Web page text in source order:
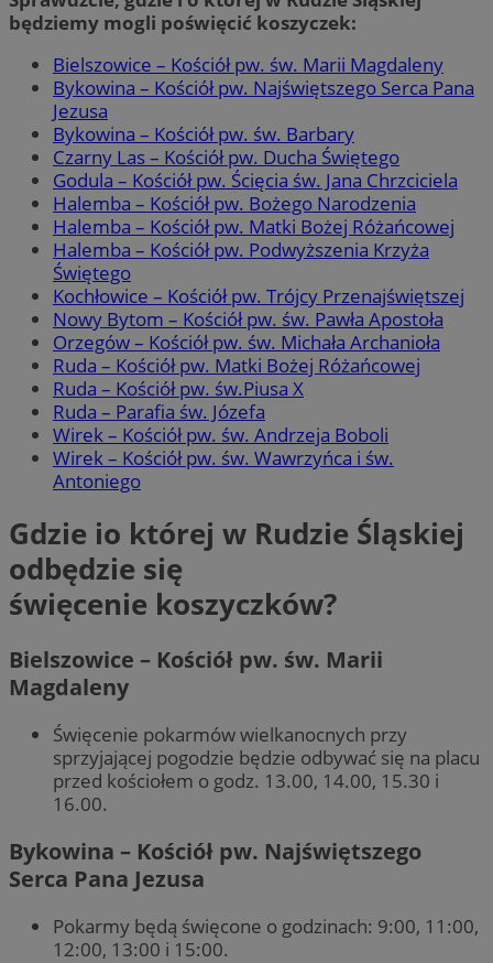
będziemy mogli poświęcić koszyczek:
Bielszowice – Kościół pw. św. Marii Magdaleny
Bykowina – Kościół pw. Najświętszego Serca Pana
Jezusa
Bykowina – Kościół pw. św. Barbary
Czarny Las – Kościół pw. Ducha Świętego
Godula – Kościół pw. Ścięcia św. Jana Chrzciciela
Halemba – Kościół pw. Bożego Narodzenia
Halemba – Kościół pw. Matki Bożej Różańcowej
Halemba – Kościół pw. Podwyższenia Krzyża
Świętego
Kochłowice – Kościół pw. Trójcy Przenajświętszej
Nowy Bytom – Kościół pw. św. Pawła Apostoła
Orzegów – Kościół pw. św. Michała Archanioła
Ruda – Kościół pw. Matki Bożej Różańcowej
Ruda – Kościół pw. św.Piusa X
Ruda – Parafia św. Józefa
Wirek – Kościół pw. św. Andrzeja Boboli
Wirek – Kościół pw. św. Wawrzyńca i św.
Antoniego
Gdzie io której w Rudzie Śląskiej
odbędzie się
święcenie koszyczków?
Bielszowice – Kościół pw. św. Marii
Magdaleny
Święcenie pokarmów wielkanocnych przy
sprzyjającej pogodzie będzie odbywać się na placu
przed kościołem o godz. 13.00, 14.00, 15.30 i
16.00.
Bykowina – Kościół pw. Najświętszego
Serca Pana Jezusa
Pokarmy będą święcone o godzinach: 9:00, 11:00,
12:00, 13:00 i 15:00.